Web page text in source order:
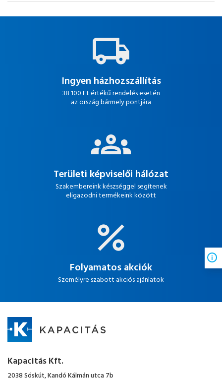
Ingyen házhozszállítás
38 100 Ft értékű rendelés esetén
az ország bármely pontjára
Területi képviselői hálózat
Szakembereink készséggel segítenek
eligazodni termékeink között
Folyamatos akciók
Személyre szabott akciós ajánlatok
Kapacitás Kft.
2038 Sóskút, Kandó Kálmán utca 7b